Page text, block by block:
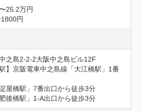
25.2万円
円
之島2-2-2大阪中之島ビル12F
】京阪電車中之島線「大江橋駅」1番
屋橋駅」7番出口から徒歩3分
後橋駅」1-A出口から徒歩3分